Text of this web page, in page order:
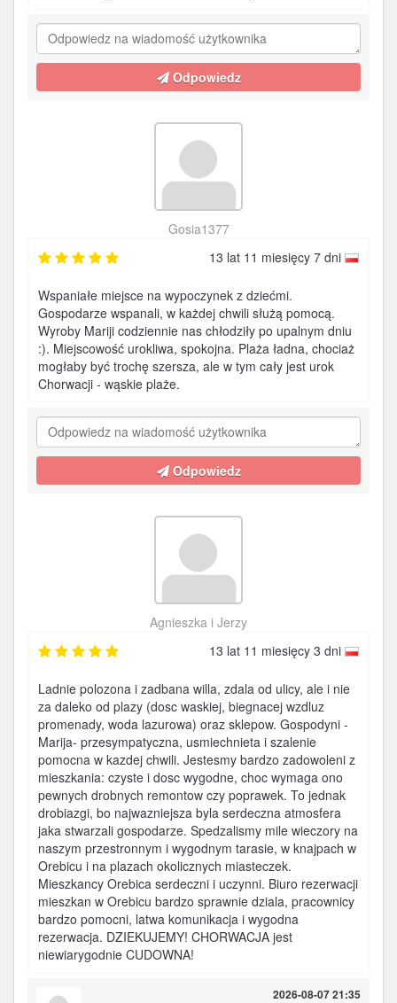
Odpowiedz
Gosia1377
13 lat 11 miesięcy 7 dni
Wspaniałe miejsce na wypoczynek z dziećmi.
Gospodarze wspanali, w każdej chwili służą pomocą.
Wyroby Mariji codziennie nas chłodziły po upalnym dniu
:). Miejscowość urokliwa, spokojna. Plaża ładna, chociaż
mogłaby być trochę szersza, ale w tym cały jest urok
Chorwacji - wąskie plaże.
Odpowiedz
Agnieszka i Jerzy
13 lat 11 miesięcy 3 dni
Ladnie polozona i zadbana willa, zdala od ulicy, ale i nie
za daleko od plazy (dosc waskiej, biegnacej wzdluz
promenady, woda lazurowa) oraz sklepow. Gospodyni -
Marija- przesympatyczna, usmiechnieta i szalenie
pomocna w kazdej chwili. Jestesmy bardzo zadowoleni z
mieszkania: czyste i dosc wygodne, choc wymaga ono
pewnych drobnych remontow czy poprawek. To jednak
drobiazgi, bo najwazniejsza byla serdeczna atmosfera
jaka stwarzali gospodarze. Spedzalismy mile wieczory na
naszym przestronnym i wygodnym tarasie, w knajpach w
Orebicu i na plazach okolicznych miasteczek.
Mieszkancy Orebica serdeczni i uczynni. Biuro rezerwacji
mieszkan w Orebicu bardzo sprawnie dziala, pracownicy
bardzo pomocni, latwa komunikacja i wygodna
rezerwacja. DZIEKUJEMY! CHORWACJA jest
niewiarygodnie CUDOWNA!
2026-08-07 21:35